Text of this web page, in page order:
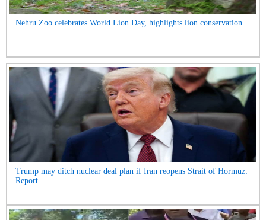
Nehru Zoo celebrates World Lion Day, highlights lion conservation...
Trump may ditch nuclear deal plan if Iran reopens Strait of Hormuz:
Report...